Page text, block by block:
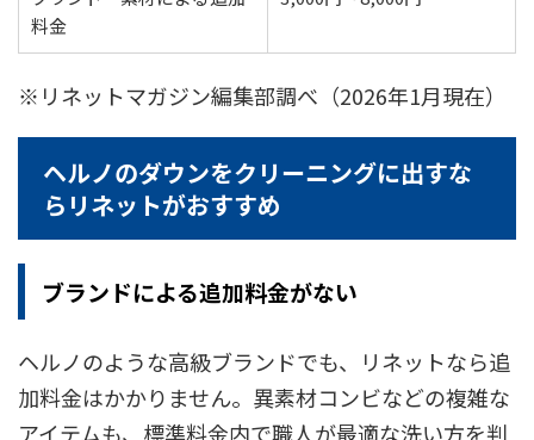
料金
※リネットマガジン編集部調べ（2026年1月現在）
ヘルノのダウンをクリーニングに出すな
らリネットがおすすめ
ブランドによる追加料金がない
ヘルノのような高級ブランドでも、リネットなら追
加料金はかかりません。異素材コンビなどの複雑な
アイテムも、標準料金内で職人が最適な洗い方を判